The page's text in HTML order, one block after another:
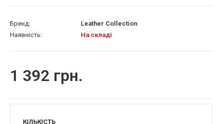
Бренд:
Leather Collection
Наявність:
На складі
1 392 грн.
КІЛЬКІСТЬ